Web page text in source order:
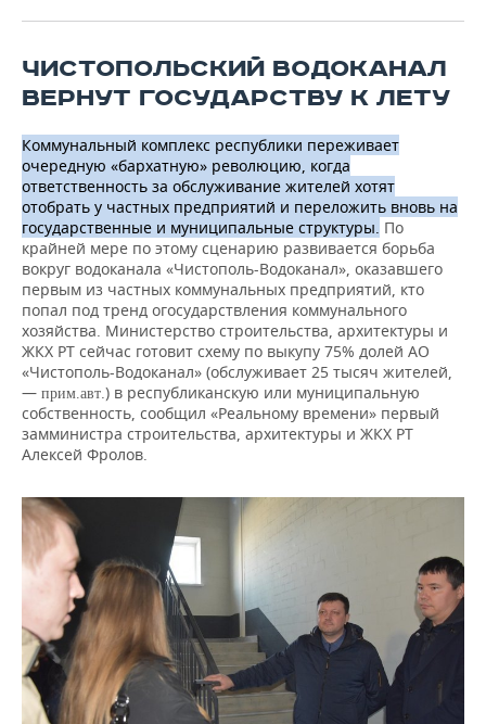
ЧИСТОПОЛЬСКИЙ ВОДОКАНАЛ
ВЕРНУТ ГОСУДАРСТВУ К ЛЕТУ
Коммунальный комплекс республики переживает
очередную «бархатную» революцию, когда
ответственность за обслуживание жителей хотят
отобрать у частных предприятий и переложить вновь на
государственные и муниципальные структуры. По
крайней мере по этому сценарию развивается борьба
вокруг водоканала «Чистополь-Водоканал», оказавшего
первым из частных коммунальных предприятий, кто
попал под тренд огосударствления коммунального
хозяйства. Министерство строительства, архитектуры и
ЖКХ РТ сейчас готовит схему по выкупу 75% долей АО
«Чистополь-Водоканал» (обслуживает 25 тысяч жителей,
— прим.авт.) в республиканскую или муниципальную
собственность, сообщил «Реальному времени» первый
замминистра строительства, архитектуры и ЖКХ РТ
Алексей Фролов.